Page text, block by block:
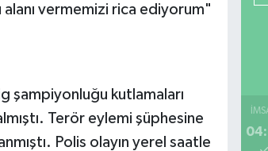
vermemizi rica ediyorum"
şampiyonluğu kutlamaları
Terör eylemi şüphesine
Polis olayın yerel saatle